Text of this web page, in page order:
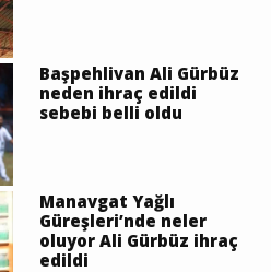
Başpehlivan Ali Gürbüz
neden ihraç edildi
sebebi belli oldu
Manavgat Yağlı
Güreşleri’nde neler
oluyor Ali Gürbüz ihraç
edildi